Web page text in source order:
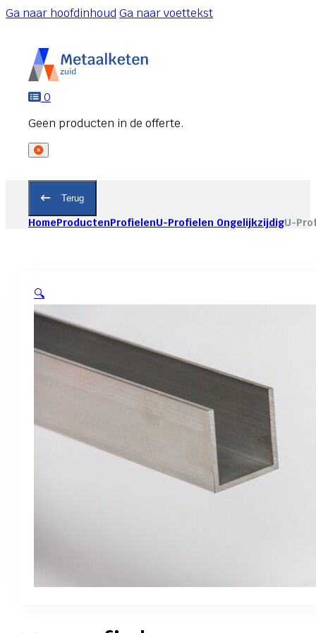
Ga naar hoofdinhoudGa naar voettekst
0
Terug
HomeProductenProfielenU-Profielen OngelijkzijdigU-
🔍